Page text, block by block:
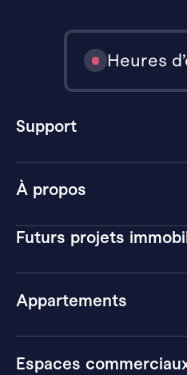
À propos
Futurs projets
Appartements
Espaces
Heures
Support